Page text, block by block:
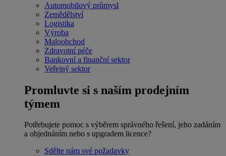
Automobilový průmysl
Zemědělství
Logistika
Výroba
Maloobchod
Zdravotní péče
Bankovní a finanční sektor
Veřejný sektor
Promluvte si s naším prodejním
týmem
Potřebujete pomoc s výběrem správného řešení, jeho zadáním
a objednáním nebo s upgradem licence?
Sdělte nám své požadavky